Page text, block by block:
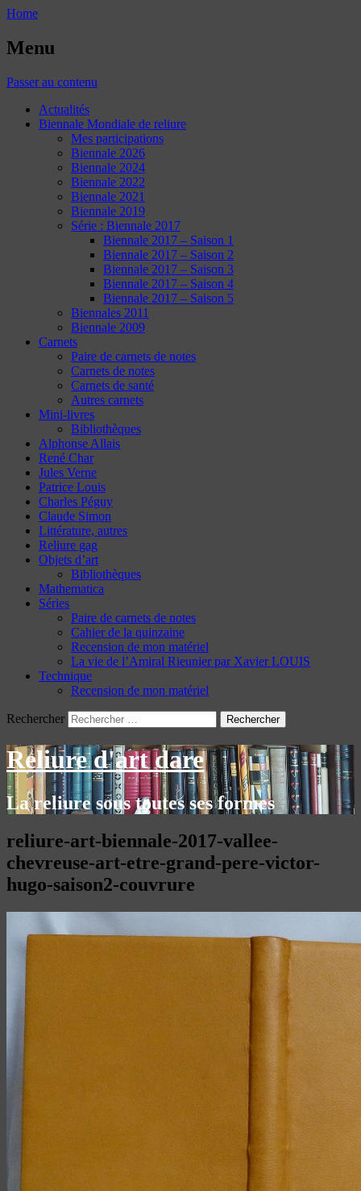
Home
Menu
Passer au contenu
Actualités
Biennale Mondiale de reliure
Mes participations
Biennale 2026
Biennale 2024
Biennale 2022
Biennale 2021
Biennale 2019
Série : Biennale 2017
Biennale 2017 – Saison 1
Biennale 2017 – Saison 2
Biennale 2017 – Saison 3
Biennale 2017 – Saison 4
Biennale 2017 – Saison 5
Biennales 2011
Biennale 2009
Carnets
Paire de carnets de notes
Carnets de notes
Carnets de santé
Autres carnets
Mini-livres
Bibliothèques
Alphonse Allais
René Char
Jules Verne
Patrice Louis
Charles Péguy
Claude Simon
Littérature, autres
Reliure gag
Objets d’art
Bibliothèques
Mathematica
Séries
Paire de carnets de notes
Cahier de la quinzaine
Recension de mon matériel
La vie de l’Amiral Rieunier par Xavier LOUIS
Technique
Recension de mon matériel
Rechercher
Reliure d'art dare
La reliure sous toutes ses formes
reliure-art-biennale-2017-vallee-
chevreuse-art-etre-grand-pere-victor-
hugo-saison2-couvrure